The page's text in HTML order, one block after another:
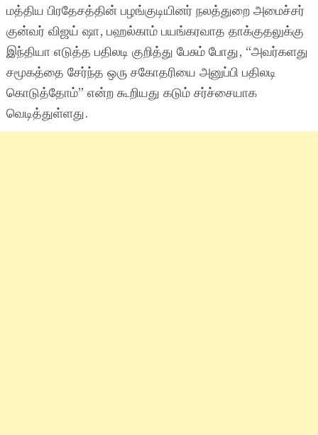
மத்திய பிரதேசத்தின் பழங்குடியினர் நலத்துறை அமைச்சர்
குன்வர் விஜய் ஷா, பஹல்காம் பயங்கரவாத தாக்குதலுக்கு
இந்தியா எடுத்த பதிலடி குறித்து பேசும் போது, “அவர்களது
சமூகத்தை சேர்ந்த ஒரு சகோதரியை அனுப்பி பதிலடி
கொடுத்தோம்” என்ற கூறியது கடும் சர்ச்சையாக
வெடித்துள்ளது.